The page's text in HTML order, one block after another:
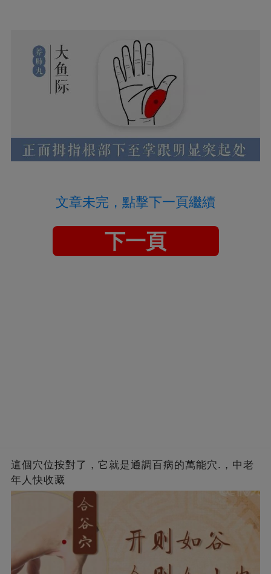
文章未完，點擊下一頁繼續
下一頁
這個穴位按對了，它就是通調百病的萬能穴.，中老
年人快收藏